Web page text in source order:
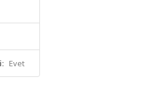
Evet